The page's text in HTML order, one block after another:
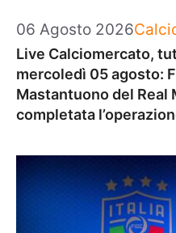
06 Agosto 2026
Live Calciomercato,
mercoledì 05 agosto:
Mastantuono del Real
completata